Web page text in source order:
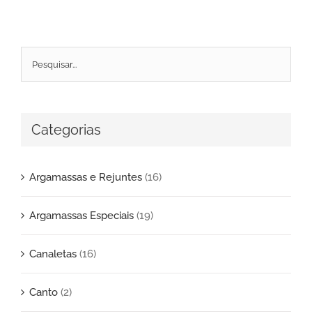
Categorias
Argamassas e Rejuntes (16)
Argamassas Especiais (19)
Canaletas (16)
Canto (2)